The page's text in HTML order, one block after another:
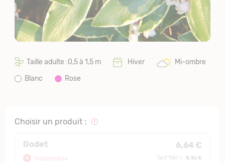
Taille adulte :0,5 à 1,5 m Hiver
Mi-ombre
Blanc
Rose
Choisir un produit :
Godet 6,64 €
Indisponible Tarif 10et + : 5,51 €